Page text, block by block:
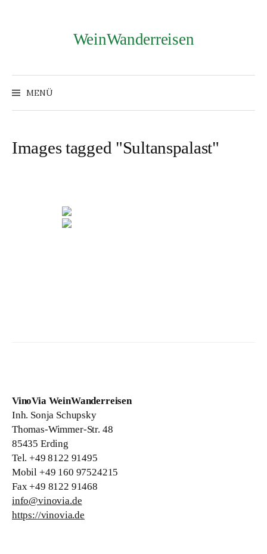
WeinWanderreisen
MENÜ
Suchen
Images tagged "Sultanspalast"
VinoVia WeinWanderreisen
Inh. Sonja Schupsky
Thomas-Wimmer-Str. 48
85435 Erding
Tel. +49 8122 91495
Mobil +49 160 97524215
Fax +49 8122 91468
info@vinovia.de
https://vinovia.de